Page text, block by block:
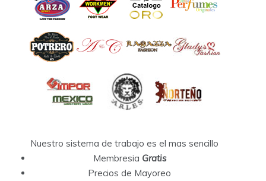
Nuestro sistema de trabajo es el mas sencillo
Membresia Gratis
Precios de Mayoreo